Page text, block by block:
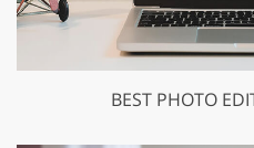
BEST PHOTO